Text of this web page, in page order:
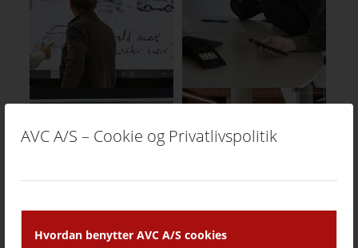
AVC A/S – Cookie og Privatlivspolitik
Hvordan benytter AVC A/S cookies